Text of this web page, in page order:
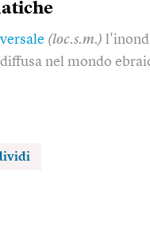
(loc.s.m.)
nel mondo